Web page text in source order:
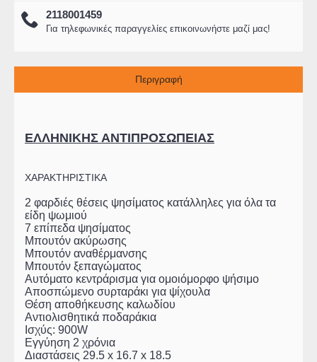
2118001459
Για τηλεφωνικές παραγγελίες επικοινωνήστε μαζί μας!
Περιγραφή
ΕΛΛΗΝΙΚΗΣ ΑΝΤΙΠΡΟΣΩΠΕΙΑΣ
ΧΑΡΑΚΤΗΡΙΣΤΙΚΑ
2 φαρδιές θέσεις ψησίματος κατάλληλες για όλα τα
είδη ψωμιού
7 επίπεδα ψησίματος
Μπουτόν ακύρωσης
Μπουτόν αναθέρμανσης
Μπουτόν ξεπαγώματος
Αυτόματο κεντράρισμα για ομοιόμορφο ψήσιμο
Αποσπώμενο συρταράκι για ψίχουλα
Θέση αποθήκευσης καλωδίου
Αντιολισθητικά ποδαράκια
Ισχύς: 900W
Εγγύηση 2 χρόνια
Διαστάσεις 29.5 x 16.7 x 18.5